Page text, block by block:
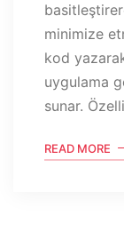
minimize
kod
uygulama
sunar.
READ MORE